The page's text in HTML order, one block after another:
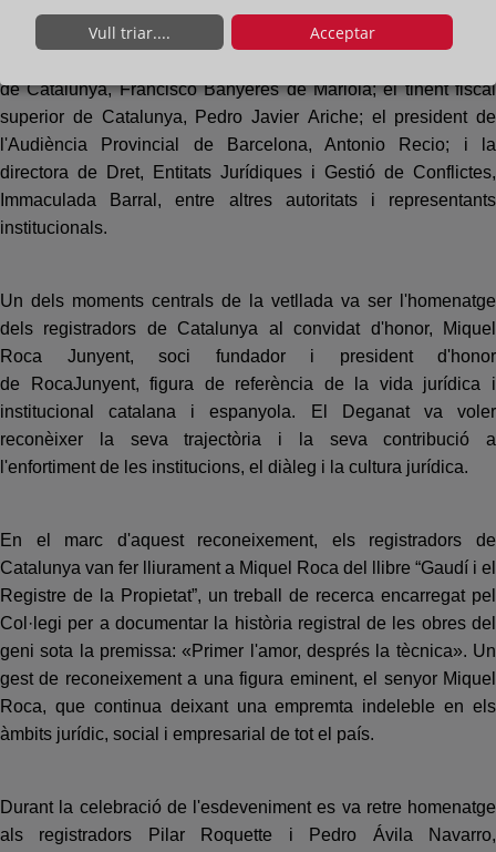
També va assistir el director general d'Habitatge, Jordi Mas, en
de Catalunya, Francisco Banyeres de Mariola; el tinent fiscal
superior de Catalunya, Pedro Javier Ariche; el president de
l'Audiència Provincial de Barcelona, Antonio Recio; i la
directora de Dret, Entitats Jurídiques i Gestió de Conflictes,
Immaculada Barral, entre altres autoritats i representants
institucionals.
Un dels moments centrals de la vetllada va ser l'homenatge
dels registradors de Catalunya al convidat d'honor, Miquel
Roca Junyent, soci fundador i president d'honor
de RocaJunyent, figura de referència de la vida jurídica i
institucional catalana i espanyola. El Deganat va voler
reconèixer la seva trajectòria i la seva contribució a
l'enfortiment de les institucions, el diàleg i la cultura jurídica.
En el marc d'aquest reconeixement, els registradors de
Catalunya van fer lliurament a Miquel Roca del llibre “Gaudí i el
Registre de la Propietat”, un treball de recerca encarregat pel
Col·legi per a documentar la història registral de les obres del
geni sota la premissa: «Primer l'amor, després la tècnica». Un
gest de reconeixement a una figura eminent, el senyor Miquel
Roca, que continua deixant una empremta indeleble en els
àmbits jurídic, social i empresarial de tot el país.
Durant la celebració de l'esdeveniment es va retre homenatge
als registradors Pilar Roquette i Pedro Ávila Navarro,
Vull triar.... Acceptar